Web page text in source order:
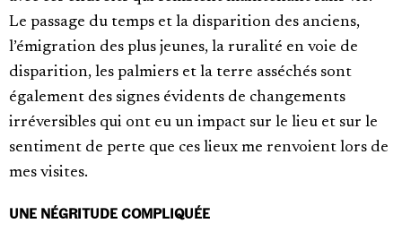
Le passage du temps et la disparition des anciens,
l’émigration des plus jeunes, la ruralité en voie de
disparition, les palmiers et la terre asséchés sont
également des signes évidents de changements
irréversibles qui ont eu un impact sur le lieu et sur le
sentiment de perte que ces lieux me renvoient lors de
mes visites.
UNE NÉGRITUDE COMPLIQUÉE